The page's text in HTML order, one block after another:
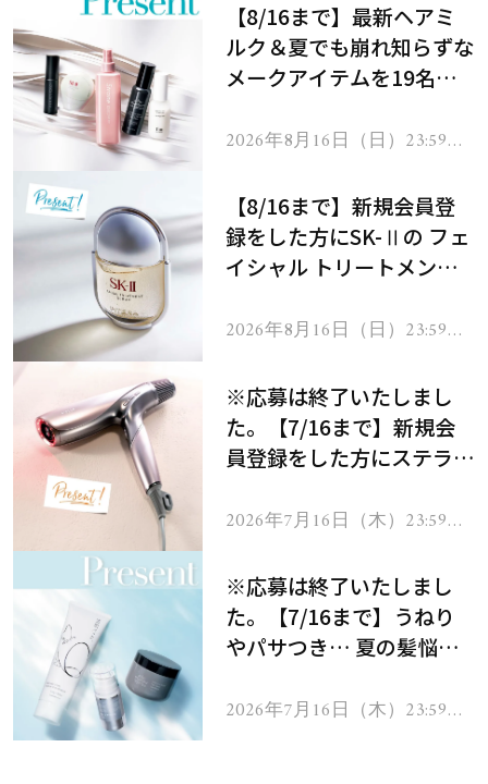
【8/16まで】最新ヘアミ
ルク＆夏でも崩れ知らずな
メークアイテムを19名様
2026年8月16日（日）23:59ま
【8/16まで】新規会員登
録をした方にSK-Ⅱの フェ
イシャル トリートメント
2026年8月16日（日）23:59ま
※応募は終了いたしまし
た。【7/16まで】新規会
員登録をした方にステラボ
ヘアドライヤー ジュエル
2026年7月16日（木）23:59ま
※応募は終了いたしまし
た。【7/16まで】うねり
やパサつき… 夏の髪悩み
ムを13名様にプレゼン
2026年7月16日（木）23:59ま